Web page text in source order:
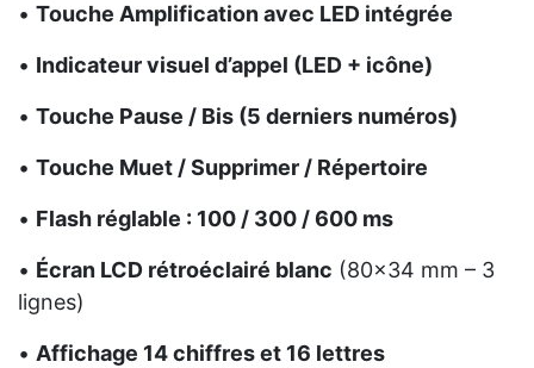
• Touche Amplification avec LED intégrée
• Indicateur visuel d’appel (LED + icône)
• Touche Pause / Bis (5 derniers numéros)
• Touche Muet / Supprimer / Répertoire
• Flash réglable : 100 / 300 / 600 ms
• Écran LCD rétroéclairé blanc (80×34 mm – 3
lignes)
• Affichage 14 chiffres et 16 lettres